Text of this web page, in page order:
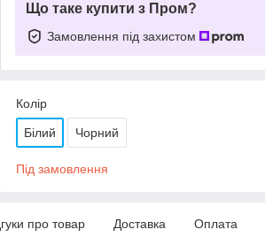
Що таке купити з Пром?
Замовлення під захистом
Колір
Білий Чорний
Під замовлення
про товар Доставка Оплата